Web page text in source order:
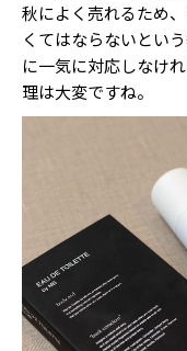
秋によく売れるため
くてはならないとい
に一気に対応しなけ
理は大変ですね。